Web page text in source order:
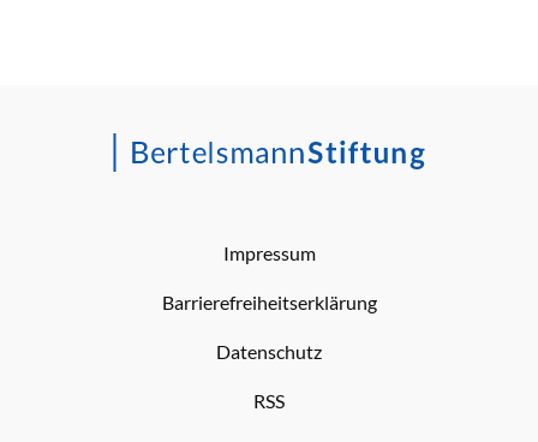
Impressum
Barrierefreiheitserklärung
Datenschutz
RSS